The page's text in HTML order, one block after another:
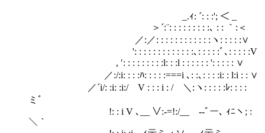
_.ｨ: ´: : :'; ＜ _
＞´:¨: : : : : : : : :､ : : ｀:＜
／:／: : : : : : : : : : : :ヽ: : : : :∨
': : : : : : : : : : : : :､: : : : :ﾞ､: : : : :V
, ′: : : : : : : : :l: : :l : : : : : : ': : : : : ∨
／:/:i: : : :ﾊ: : : : :===i ､: :､: : : :i: : l:i : : ∨
／´i/: :i: :i:/ V : : : i : / ＼:ヽ: : : : :ﾚ: : : :
ミﾞ
!: : i V ､__ ∨:-=!:/__ -‐ﾞー､ ｨﾆヽ; :
＼｀